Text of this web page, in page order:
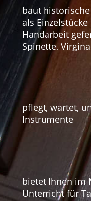
baut
als
Handarbeit
Spinette,
pflegt, wartet,
Instrumente
bietet Ihnen im
Unterricht für